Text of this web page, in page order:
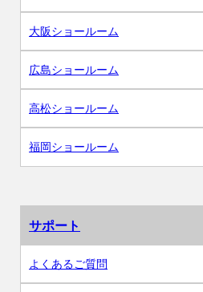
大阪ショールーム
広島ショールーム
高松ショールーム
福岡ショールーム
サポート
よくあるご質問